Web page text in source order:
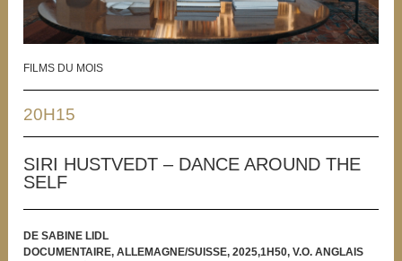
FILMS DU MOIS
20H15
SIRI HUSTVEDT – DANCE AROUND THE
SELF
DE SABINE LIDL
DOCUMENTAIRE, ALLEMAGNE/SUISSE, 2025,1H50, V.O. ANGLAIS